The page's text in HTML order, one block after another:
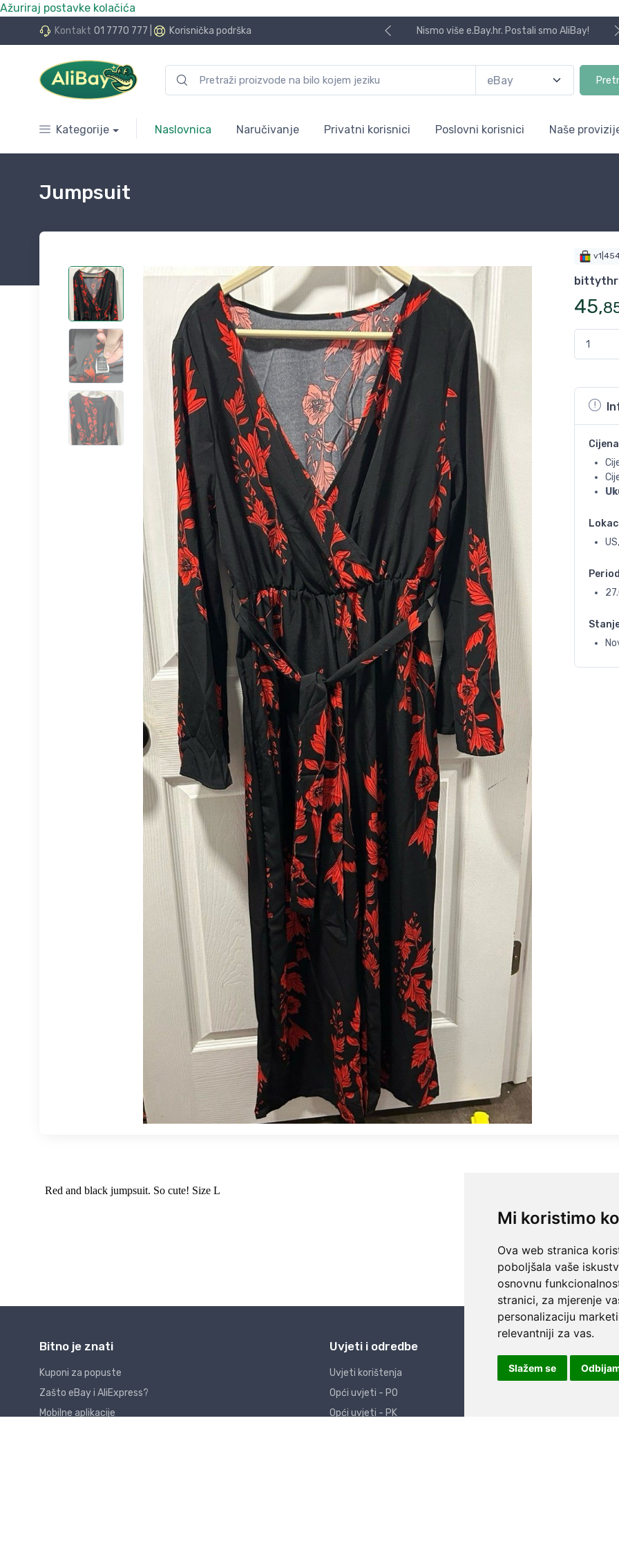
Mi koristimo
Ova web stranica
poboljšala vaše
osnovnu
stranici, za mjerenje
personalizaciju
relevantniji za vas.
Slažem se
Ažuriraj postavke kolačića
Kontakt 01 7770 777 Korisnička podrška
24 rate bez kamata Nismo više e.Bay.hr. Postali smo AliBay!
Kategorije Naslovnica Naručivanje Privatni korisnici Poslovni korisnici Naše
Jumpsuit
45,
Cijena
Bitno je znati
Kuponi za popuste
Zašto eBay i AliExpress?
Mobilne aplikacije
Uvjeti i odredbe
Uvjeti korištenja
Opći uvjeti - PO
Opći uvjeti - PK